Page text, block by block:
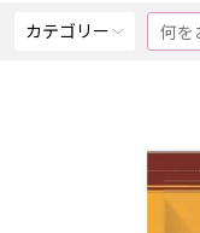
カテゴリー